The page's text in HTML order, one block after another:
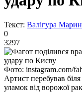
Текст: Валігура
0
3297
Фото: instagram.com/
Артист перебував
уламок від ворожої